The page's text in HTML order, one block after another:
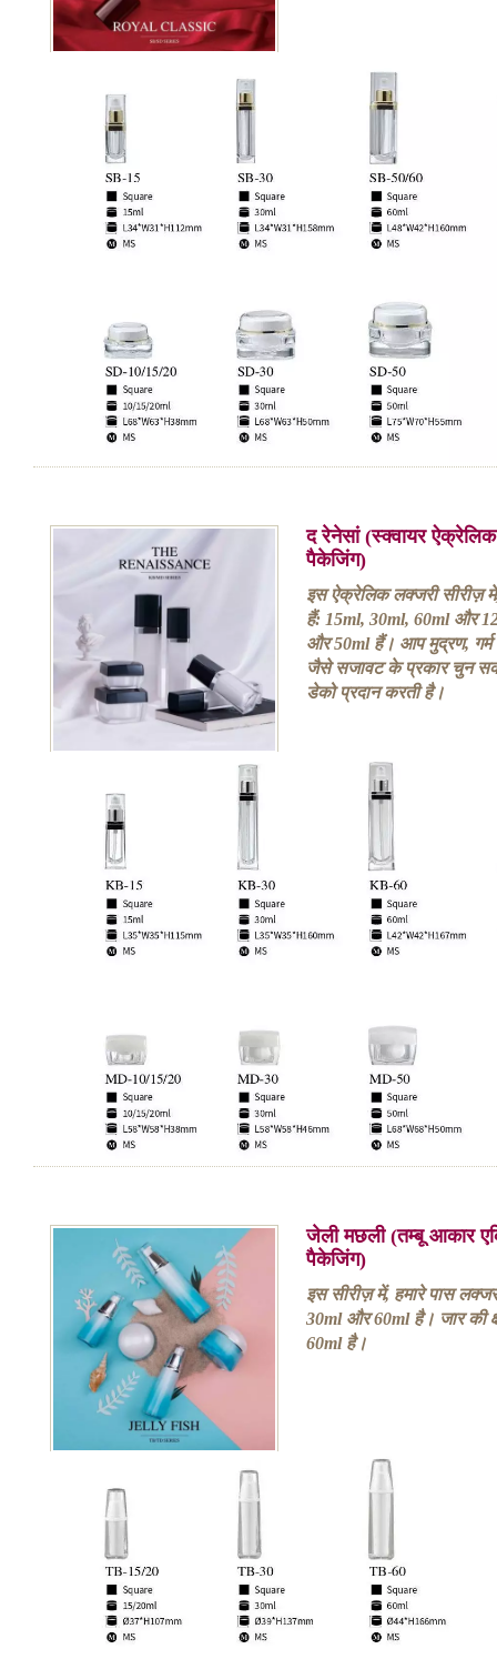
द रेनेसां (स्क्वायर
पैकेजिंग)
इस ऐक्रेलिक लक्जरी सीरीज़ में,
हैं: 15ml, 30ml, 60ml और
और 50ml हैं। आप मुद्रण,
जैसे सजावट के प्रकार चुन
डेको प्रदान करती है।
जेली मछली (तम्बू आकार
पैकेजिंग)
इस सीरीज़ में, हमारे पास
30ml और 60ml है। जार की
60ml है।